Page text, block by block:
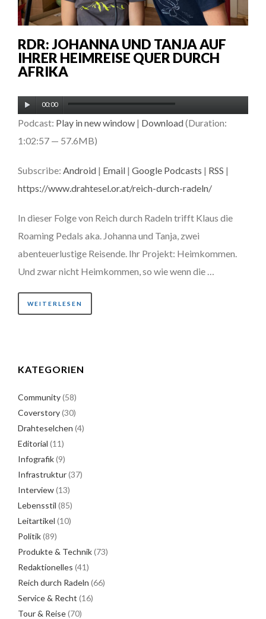
RDR: JOHANNA UND TANJA AUF
IHRER HEIMREISE QUER DURCH
AFRIKA
Audio-
Player
00:00
Podcast: Play in new window | Download(Duration:
1:02:57 — 57.6MB)
Subscribe: Android | Email | Google Podcasts | RSS |
https://www.drahtesel.or.at/reich-durch-radeln/
In dieser Folge von Reich durch Radeln trifft Klaus die
Roaming Pedals aka. Johanna und Tanja, zwei
abenteuerlustige Reisende. Ihr Projekt: Heimkommen.
Und zwar nicht Heimkommen, so wie wenn die …
WEITERLESEN
KATEGORIEN
Community(58)
Coverstory(30)
Drahteselchen (4)
Editorial (11)
Infografik(9)
Infrastruktur(37)
Interview(13)
Lebensstil (85)
Leitartikel (10)
Politik(89)
Produkte & Technik(73)
Redaktionelles (41)
Reich durch Radeln (66)
Service & Recht (16)
Tour & Reise(70)